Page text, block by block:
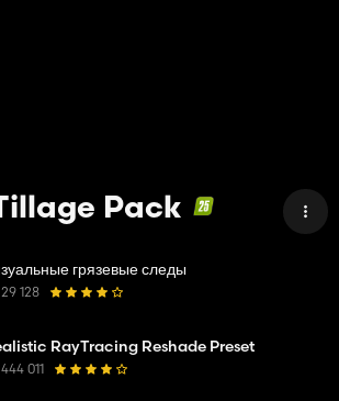
Pack
грязевые следы
29 128
RayTracing Reshade Preset
444 011